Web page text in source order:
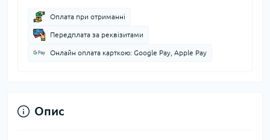
Оплата при отриманні
Передплата за реквізитами
Онлайн оплата карткою: Google Pay, Apple Pay
Опис